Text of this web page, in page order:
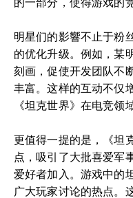
的一部分，使得游戏的
明星们的影響不止于粉
的优化升级。例如，某
刻画，促使开发团队不
丰富。这样的互动不仅
《坦克世界》在电竞领
更值得一提的是，《坦
点，吸引了大批喜爱军
爱好者加入。游戏中的
广大玩家讨论的热点。